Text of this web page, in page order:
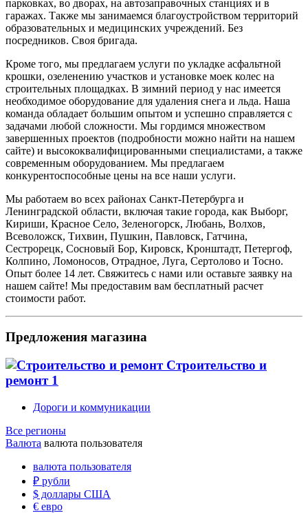
парковках, во дворах, на автозаправочных станциях и в
гаражах. Также мы занимаемся благоустройством территорий
образовательных и медицинских учреждений. Без
посредников. Своя бригада.
Кроме того, мы предлагаем услуги по укладке асфальтной
крошки, озеленению участков и установке моек колес на
строительных площадках. В зимний период у нас имеется
необходимое оборудование для удаления снега и льда. Наша
команда обладает большим опытом и успешно справляется с
задачами любой сложности. Мы гордимся множеством
завершенных проектов (подробности можно найти на нашем
сайте) и высококвалифицированными специалистами, а также
современным оборудованием. Мы предлагаем
конкурентоспособные цены на все наши услуги.
Мы работаем во всех районах Санкт-Петербурга и
Ленинградской области, включая такие города, как Выборг,
Кириши, Красное Село, Зеленогорск, Любань, Волхов,
Всеволожск, Тихвин, Пушкин, Павловск, Гатчина,
Сестрорецк, Сосновый Бор, Кировск, Кронштадт, Петергоф,
Колпино, Ломоносов, Отрадное, Луга, Сертолово и Тосно.
Опыт более 14 лет. Свяжитесь с нами или оставьте заявку на
нашем сайте! Мы предоставим вам бесплатный расчет
стоимости работ.
Предложения магазина
Строительство и
ремонт 1
Дороги и коммуникации
Все регионы
Валюта валюта пользователя
валюта пользователя
₽ рубли
$ доллары США
€ евро